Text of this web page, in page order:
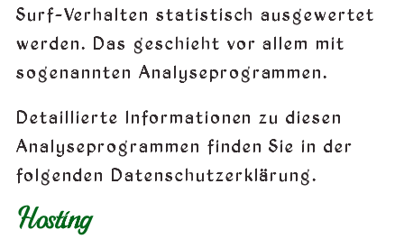
Surf-Verhalten statistisch ausgewertet
werden. Das geschieht vor allem mit
sogenannten Analyseprogrammen.
Detaillierte Informationen zu diesen
Analyseprogrammen finden Sie in der
folgenden Datenschutzerklärung.
Hosting